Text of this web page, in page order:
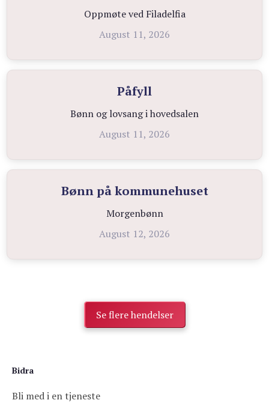
Oppmøte ved Filadelfia
August 11, 2026
Påfyll
Bønn og lovsang i hovedsalen
August 11, 2026
Bønn på kommunehuset
Morgenbønn
August 12, 2026
Se flere hendelser
Bidra
Bli med i en tjeneste